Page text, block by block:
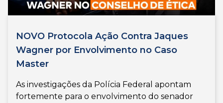
NOVO Protocola Ação Contra Jaques
Wagner por Envolvimento no Caso
Master
As investigações da Polícia Federal apontam
fortemente para o envolvimento do senador